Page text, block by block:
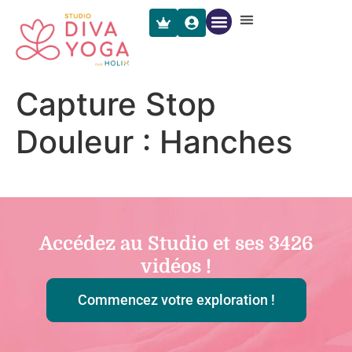
Capture Stop
Douleur : Hanches
Accédez au Studio et ses 3426
vidéos !
Commencez votre exploration !